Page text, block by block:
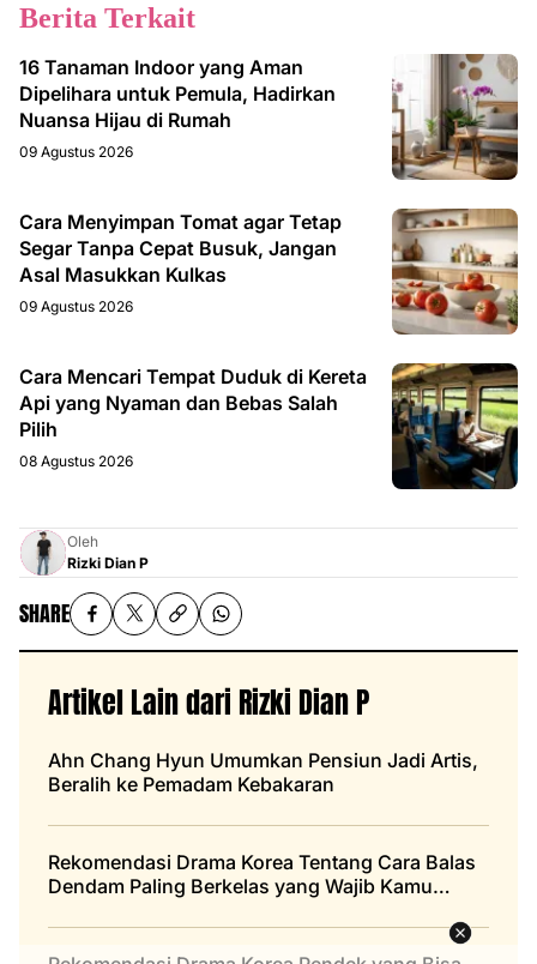
Berita Terkait
16 Tanaman Indoor yang Aman
Dipelihara untuk Pemula, Hadirkan
Nuansa Hijau di Rumah
09 Agustus 2026
Cara Menyimpan Tomat agar Tetap
Segar Tanpa Cepat Busuk, Jangan
Asal Masukkan Kulkas
09 Agustus 2026
Cara Mencari Tempat Duduk di Kereta
Api yang Nyaman dan Bebas Salah
Pilih
08 Agustus 2026
Oleh
Rizki Dian P
SHARE
Artikel Lain dari Rizki Dian P
Ahn Chang Hyun Umumkan Pensiun Jadi Artis,
Beralih ke Pemadam Kebakaran
Rekomendasi Drama Korea Tentang Cara Balas
Dendam Paling Berkelas yang Wajib Kamu